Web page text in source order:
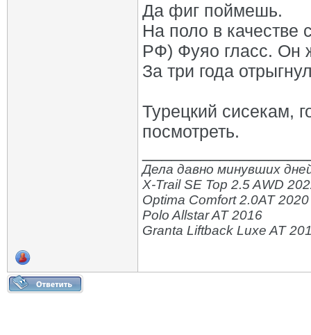
Да фиг поймешь.
На поло в качестве
РФ) Фуяо гласс. Он
За три года
Турецкий сисекам,
посмотреть.
Дела давно минувших
X-Trail SE Top 2.5 AWD
Optima Comfort 2.0AT 2020
Polo Allstar AT 2016
Granta Liftback Luxe AT